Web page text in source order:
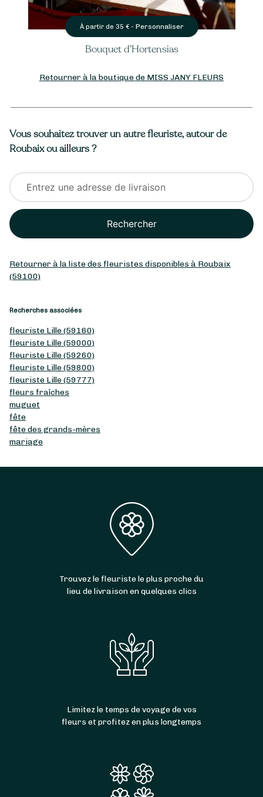
À partir de 35 € - Personnaliser
Bouquet d’Hortensias
Retourner à la boutique de MISS JANY FLEURS
Vous souhaitez trouver un autre fleuriste, autour de
Roubaix ou ailleurs ?
Rechercher
Retourner à la liste des fleuristes disponibles à Roubaix
(59100)
Recherches associées
fleuriste Lille (59160)
fleuriste Lille (59000)
fleuriste Lille (59260)
fleuriste Lille (59800)
fleuriste Lille (59777)
fleurs fraîches
muguet
fête
fête des grands-mères
mariage
Trouvez le fleuriste le plus proche du
lieu de livraison en quelques clics
Limitez le temps de voyage de vos
fleurs et profitez en plus longtemps